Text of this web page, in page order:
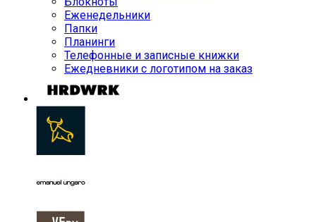
Еженедельники
Папки
Планинги
Телефонные и записные книжки
Ежедневники с логотипом на заказ